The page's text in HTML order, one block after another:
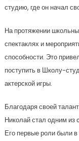
студию, где он начал
На протяжении
спектаклях и
способности. Это
поступить в Школу-
актерской игры.
Благодаря своей
Николай стал одним из
Его первые роли были